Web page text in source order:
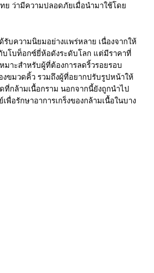
ย ว่ามีความปลอดภัยเมื่อนำมาใช้โดย
วามนิยมอย่างแพร่หลาย เนื่องจากให้
บโบท็อกซ์ยี่ห้อดังระดับโลก แต่มีราคาที่
หมาะสำหรับผู้ที่ต้องการลดริ้วรอยรอบ
งขมวดคิ้ว รวมถึงผู้ที่อยากปรับรูปหน้าให้
ดที่กล้ามเนื้อกราม นอกจากนี้ยังถูกนำไป
พื่อรักษาอาการเกร็งของกล้ามเนื้อในบาง